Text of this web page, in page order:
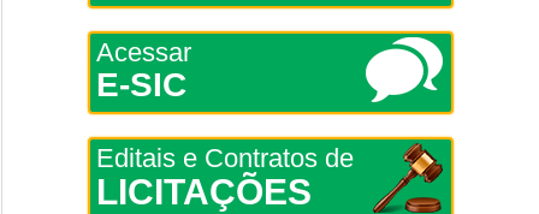
Acessar
E-SIC
Editais e Contratos de
LICITAÇÕES